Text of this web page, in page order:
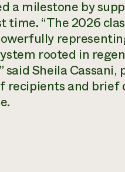
a milestone by
“The 2026
rooted in
Sheila
recipients and